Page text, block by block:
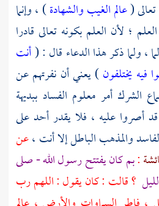
(عالم الغيب والشهادة) ، وإنما
؛ لأن العلم بكونه تعالى قادرا
، ولما ذكر هذا الدعاء قال : (أنت
فيه يختلفون) يعني أن نفرتهم عن
الشرك أمر معلوم الفساد ببديهة
أصروا عليه ، فلا يقدر أحد على
والمذهب الباطل إلا أنت ،عن
:بم كان يفتتح رسول الله - صلى
؟ قالت : كان يقول : اللهم رب